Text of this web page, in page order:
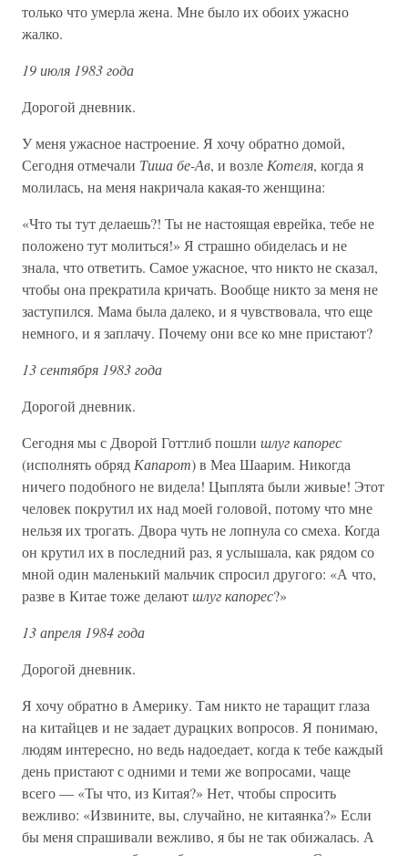
только что умерла жена. Мне было их обоих ужасно
жалко.
19 июля 1983 года
Дорогой дневник.
У меня ужасное настроение. Я хочу обратно домой,
Сегодня отмечали Тиша бе-Ав, и возле Котеля, когда я
молилась, на меня накричала какая-то женщина:
«Что ты тут делаешь?! Ты не настоящая еврейка, тебе не
положено тут молиться!» Я страшно обиделась и не
знала, что ответить. Самое ужасное, что никто не сказал,
чтобы она прекратила кричать. Вообще никто за меня не
заступился. Мама была далеко, и я чувствовала, что еще
немного, и я заплачу. Почему они все ко мне пристают?
13 сентября 1983 года
Дорогой дневник.
Сегодня мы с Дворой Готтлиб пошли шлуг капорес
(исполнять обряд Капарот) в Меа Шаарим. Никогда
ничего подобного не видела! Цыплята были живые! Этот
человек покрутил их над моей головой, потому что мне
нельзя их трогать. Двора чуть не лопнула со смеха. Когда
он крутил их в последний раз, я услышала, как рядом со
мной один маленький мальчик спросил другого: «А что,
разве в Китае тоже делаютшлуг капорес?»
13 апреля 1984 года
Дорогой дневник.
Я хочу обратно в Америку. Там никто не таращит глаза
на китайцев и не задает дурацких вопросов. Я понимаю,
людям интересно, но ведь надоедает, когда к тебе каждый
день пристают с одними и теми же вопросами, чаще
всего — «Ты что, из Китая?» Нет, чтобы спросить
вежливо: «Извините, вы, случайно, не китаянка?» Если
бы меня спрашивали вежливо, я бы не так обижалась. А